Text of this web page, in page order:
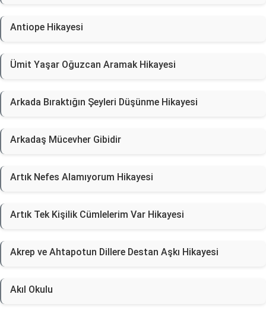
Antiope Hikayesi
Ümit Yaşar Oğuzcan Aramak Hikayesi
Arkada Bıraktığın Şeyleri Düşünme Hikayesi
Arkadaş Mücevher Gibidir
Artık Nefes Alamıyorum Hikayesi
Artık Tek Kişilik Cümlelerim Var Hikayesi
Akrep ve Ahtapotun Dillere Destan Aşkı Hikayesi
Akıl Okulu